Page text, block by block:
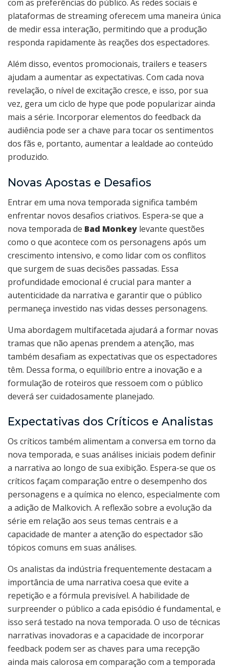
com as preferências do público. As redes sociais e
plataformas de streaming oferecem uma maneira única
de medir essa interação, permitindo que a produção
responda rapidamente às reações dos espectadores.
Além disso, eventos promocionais, trailers e teasers
ajudam a aumentar as expectativas. Com cada nova
revelação, o nível de excitação cresce, e isso, por sua
vez, gera um ciclo de hype que pode popularizar ainda
mais a série. Incorporar elementos do feedback da
audiência pode ser a chave para tocar os sentimentos
dos fãs e, portanto, aumentar a lealdade ao conteúdo
produzido.
Novas Apostas e Desafios
Entrar em uma nova temporada significa também
enfrentar novos desafios criativos. Espera-se que a
nova temporada de Bad Monkey levante questões
como o que acontece com os personagens após um
crescimento intensivo, e como lidar com os conflitos
que surgem de suas decisões passadas. Essa
profundidade emocional é crucial para manter a
autenticidade da narrativa e garantir que o público
permaneça investido nas vidas desses personagens.
Uma abordagem multifacetada ajudará a formar novas
tramas que não apenas prendem a atenção, mas
também desafiam as expectativas que os espectadores
têm. Dessa forma, o equilíbrio entre a inovação e a
formulação de roteiros que ressoem com o público
deverá ser cuidadosamente planejado.
Expectativas dos Críticos e Analistas
Os críticos também alimentam a conversa em torno da
nova temporada, e suas análises iniciais podem definir
a narrativa ao longo de sua exibição. Espera-se que os
críticos façam comparação entre o desempenho dos
personagens e a química no elenco, especialmente com
a adição de Malkovich. A reflexão sobre a evolução da
série em relação aos seus temas centrais e a
capacidade de manter a atenção do espectador são
tópicos comuns em suas análises.
Os analistas da indústria frequentemente destacam a
importância de uma narrativa coesa que evite a
repetição e a fórmula previsível. A habilidade de
surpreender o público a cada episódio é fundamental, e
isso será testado na nova temporada. O uso de técnicas
narrativas inovadoras e a capacidade de incorporar
feedback podem ser as chaves para uma recepção
ainda mais calorosa em comparação com a temporada